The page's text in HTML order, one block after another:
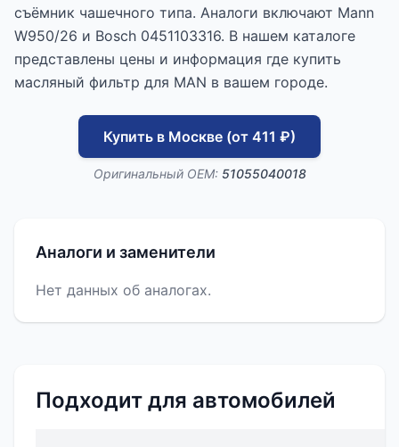
съёмник чашечного типа. Аналоги включают Mann
W950/26 и Bosch 0451103316. В нашем каталоге
представлены цены и информация где купить
масляный фильтр для MAN в вашем городе.
Купить в Москве (от 411 ₽)
Оригинальный OEM: 51055040018
Аналоги и заменители
Нет данных об аналогах.
Подходит для автомобилей